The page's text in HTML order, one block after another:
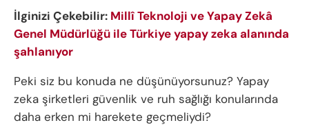
İlginizi Çekebilir: Millî Teknoloji ve Yapay Zekâ
Genel Müdürlüğü ile Türkiye yapay zeka alanında
şahlanıyor
Peki siz bu konuda ne düşünüyorsunuz? Yapay
zeka şirketleri güvenlik ve ruh sağlığı konularında
daha erken mi harekete geçmeliydi?